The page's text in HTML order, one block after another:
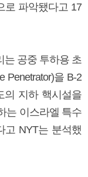
로 파악됐다고 17
는 공중 투하용 초
Penetrator)을 B-2
의 지하 핵시설을
는 이스라엘 특수
고 NYT는 분석했